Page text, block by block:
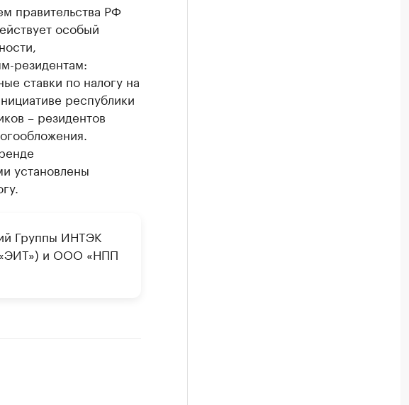
правительства РФ
особый
резидентам:
ставки по налогу на
республики
– резидентов
установлены
Группы ИНТЭК
и ООО «НПП